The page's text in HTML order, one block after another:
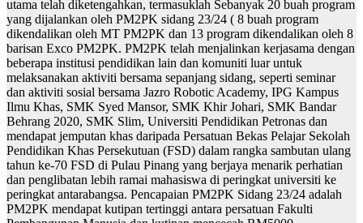
utama telah diketengahkan, termasuklah Sebanyak 20 buah program
yang dijalankan oleh PM2PK sidang 23/24 ( 8 buah program
dikendalikan oleh MT PM2PK dan 13 program dikendalikan oleh 8
barisan Exco PM2PK. PM2PK telah menjalinkan kerjasama dengan
beberapa institusi pendidikan lain dan komuniti luar untuk
melaksanakan aktiviti bersama sepanjang sidang, seperti seminar
dan aktiviti sosial bersama Jazro Robotic Academy, IPG Kampus
Ilmu Khas, SMK Syed Mansor, SMK Khir Johari, SMK Bandar
Behrang 2020, SMK Slim, Universiti Pendidikan Petronas dan
mendapat jemputan khas daripada Persatuan Bekas Pelajar Sekolah
Pendidikan Khas Persekutuan (FSD) dalam rangka sambutan ulang
tahun ke-70 FSD di Pulau Pinang yang berjaya menarik perhatian
dan penglibatan lebih ramai mahasiswa di peringkat universiti ke
peringkat antarabangsa. Pencapaian PM2PK Sidang 23/24 adalah
PM2PK mendapat kutipan tertinggi antara persatuan Fakulti